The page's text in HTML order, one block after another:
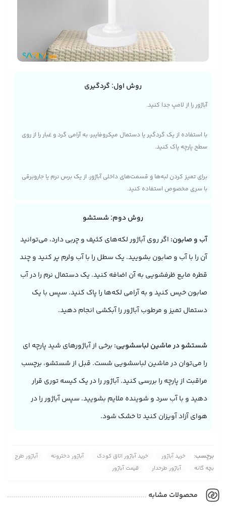
روش اول: گردگیری
آباژور را از لامپ جدا کنید.
با استفاده از یک گردگیر یا دستمال میکروفایبر، به آرامی گرد و غبار را از روی
سطح پارچه پاک کنید.
برای تمیز کردن لبه‌ها و قسمت‌های داخلی آباژور، از یک برس نرم یا جاروبرقی
با سری مخصوص استفاده کنید.
روش دوم: شستشو
آب و صابون: اگر روی آباژور لکه‌های کثیف و چربی دارد، می‌توانید
آن را با آب و صابون بشویید. یک سطل را با آب ولرم پر کنید و چند
قطره مایع ظرفشویی به آن اضافه کنید. یک دستمال نرم را در آب
صابون خیس کنید و به آرامی لکه‌ها را پاک کنید. سپس با یک
دستمال تمیز و مرطوب آباژور را آبکشی انجام دهید.
شستشو در ماشین لباسشویی: برخی از آباژورهای شید پارچه ای
را می‌توان در ماشین لباسشویی شست. قبل از شستشو، برچسب
مراقبت از پارچه را بررسی کنید. آباژور را در یک کیسه توری قرار
دهید و با آب سرد و شوینده ملایم بشویید. سپس آباژور را در
هوای آزاد آویزان کنید تا خشک شود.
برچسب: خرید آباژور خرید آباژور اتاق کودک آباژور دخترونه
آباژور طرح
بچه گانه
آباژور طرحدار قیمت آباژور
محصولات مشابه